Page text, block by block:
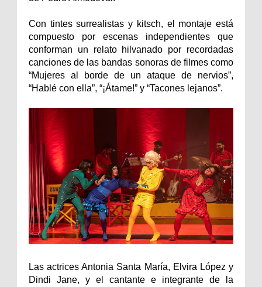
Con tintes surrealistas y kitsch, el montaje está
compuesto por escenas independientes que
conforman un relato hilvanado por recordadas
canciones de las bandas sonoras de filmes como
“Mujeres al borde de un ataque de nervios”,
“Hablé con ella”, “¡Átame!” y “Tacones lejanos”.
Las actrices Antonia Santa María, Elvira López y
Dindi Jane, y el cantante e integrante de la